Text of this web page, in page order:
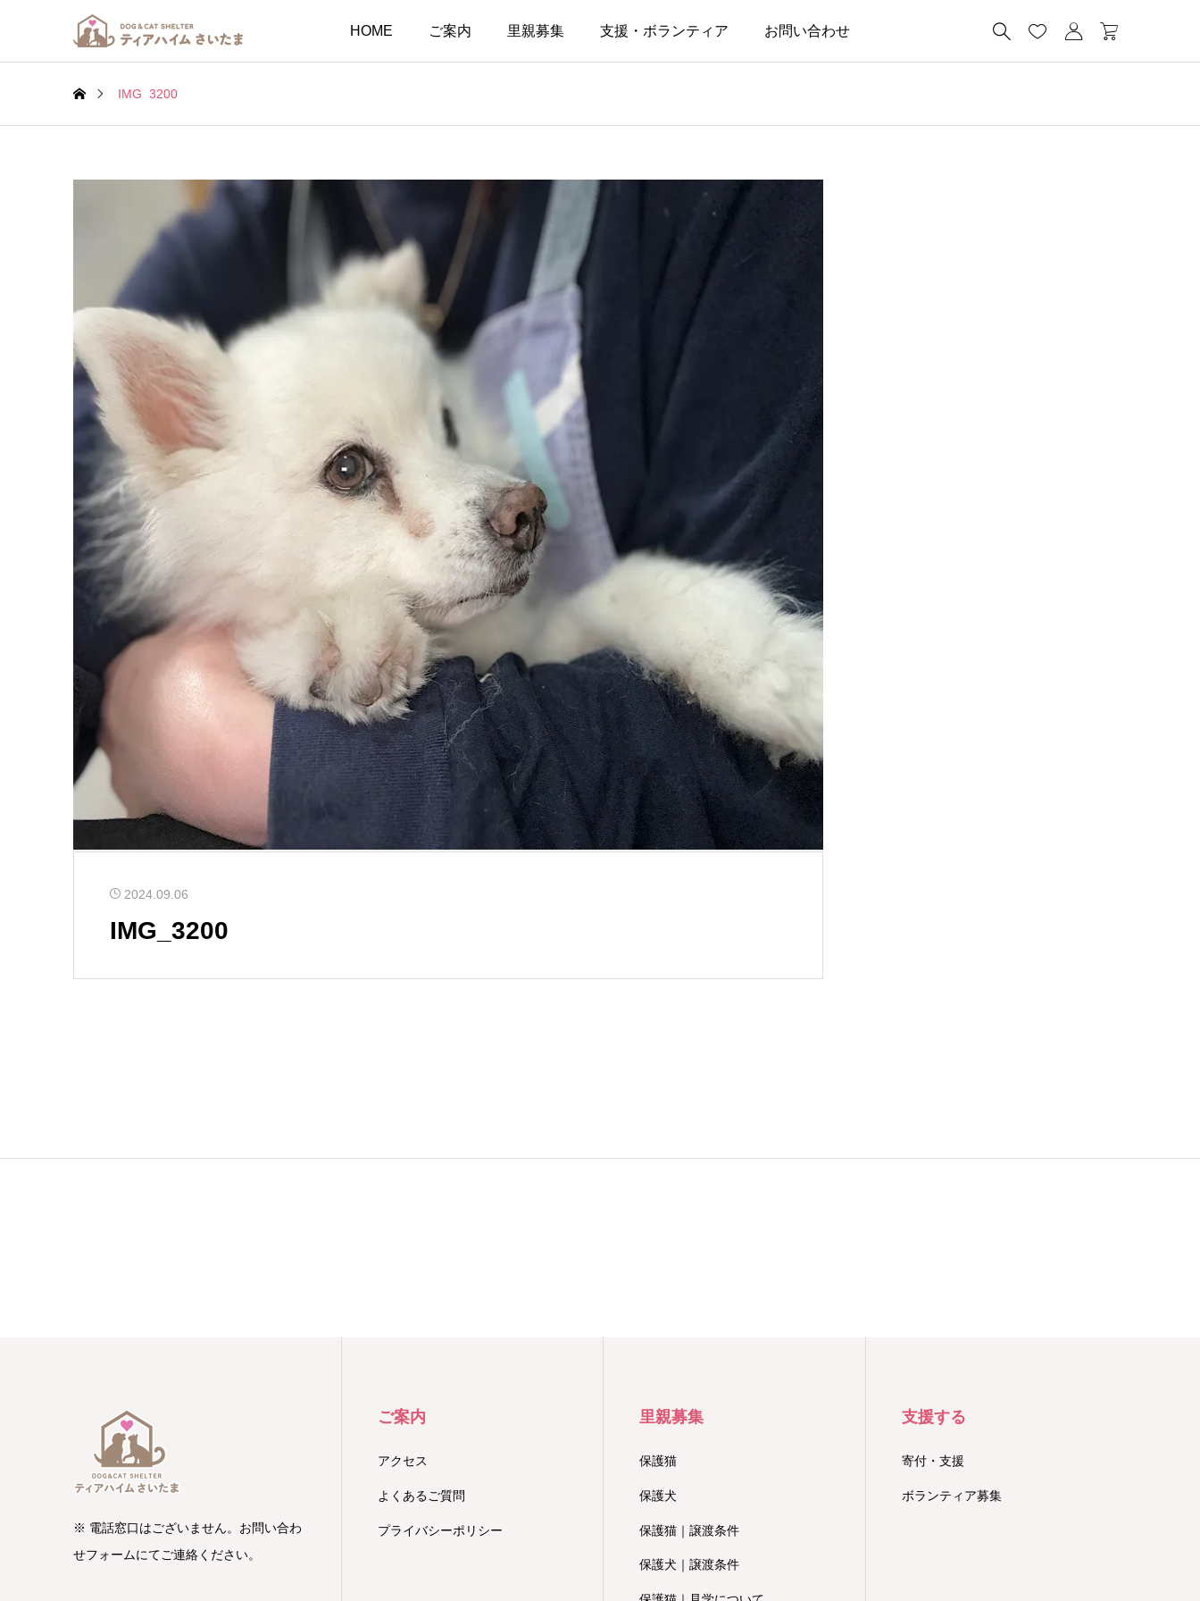
HOME ご案内 里親募集 支援・ボランティア お問い合わせ    
IMG_3200
2024.09.06
IMG_3200
※ 電話窓口はございません。お問い合わ
せフォームにてご連絡ください。
ご案内
アクセス
よくあるご質問
プライバシーポリシー
里親募集
保護猫
保護犬
保護猫｜譲渡条件
保護犬｜譲渡条件
支援する
寄付・支援
ボランティア募集